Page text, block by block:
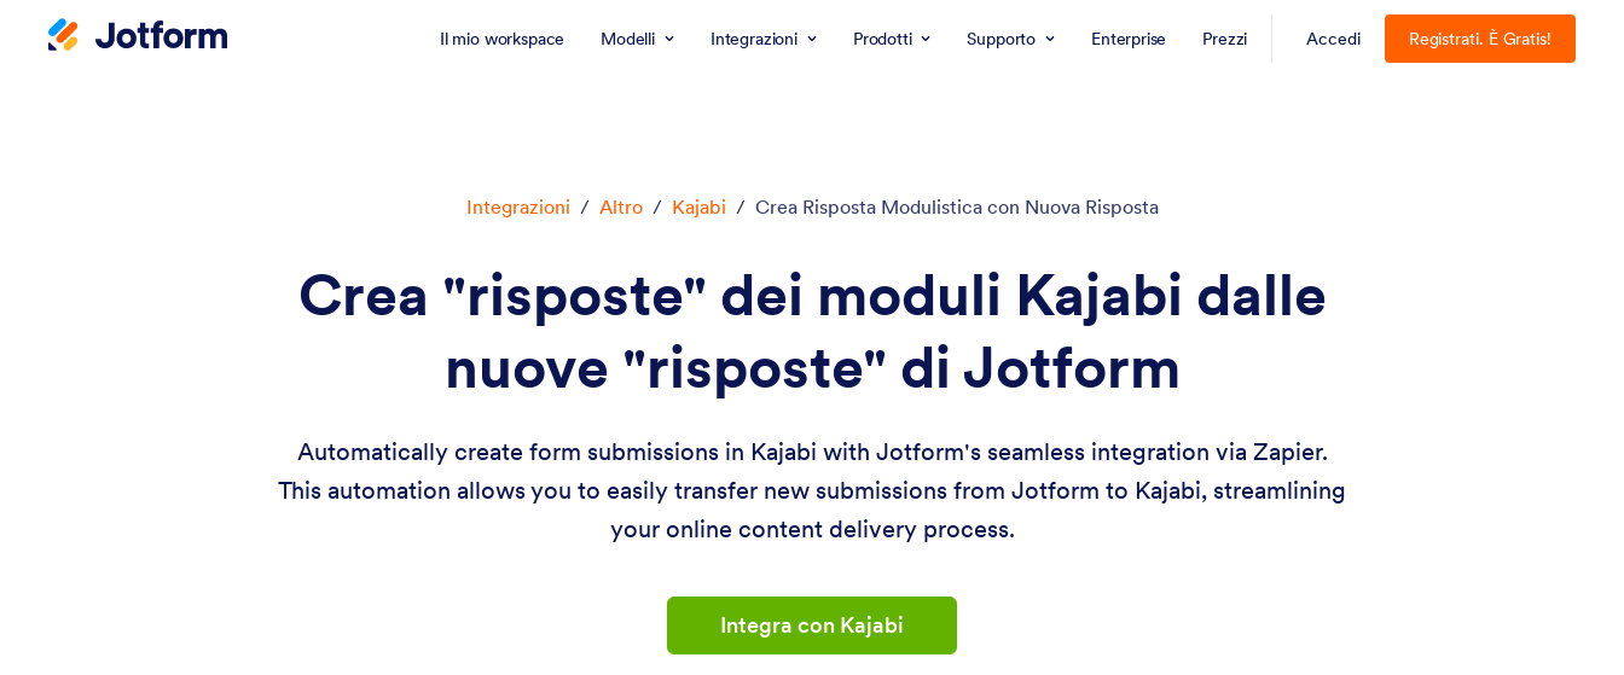
Il mio workspace Modelli Integrazioni Prodotti Supporto Enterprise Prezzi Accedi Registrati. È Gratis!
Integrazioni / Altro / Kajabi / Crea Risposta Modulistica con Nuova Risposta
Crea "risposte" dei moduli Kajabi dalle
nuove "risposte" di Jotform
Automatically create form submissions in Kajabi with Jotform's seamless integration via Zapier.
This automation allows you to easily transfer new submissions from Jotform to Kajabi, streamlining
your online content delivery process.
Integra con Kajabi